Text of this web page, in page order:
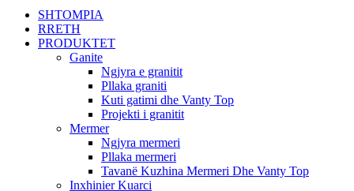
SHTOMPIA
RRETH
PRODUKTET
Ganite
Ngjyra e granitit
Pllaka graniti
Kuti gatimi dhe Vanty Top
Projekti i granitit
Mermer
Ngjyra mermeri
Pllaka mermeri
Tavanë Kuzhina Mermeri Dhe Vanty Top
Inxhinier Kuarci